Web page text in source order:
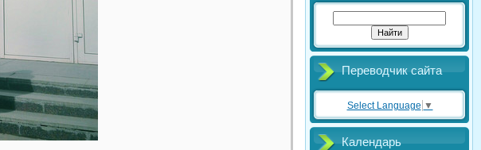
Переводчик сайта
Select Language ▼
Календарь